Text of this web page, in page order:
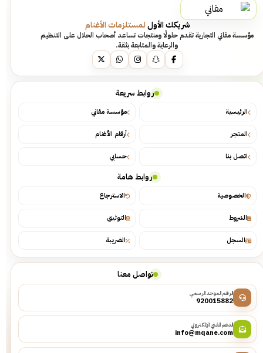
شريكك الأوللمستلزمات الأغنام
مؤسسة مقاني التجارية تقدم حلولًا ومنتجات تساعد أصحاب الحلال على التنظيم
والرعاية والمتابعة بثقة.
روابط سريعة
الرئيسية مؤسسة مقاني
المتجر أرقام الأغنام
اتصل بنا حسابي
روابط هامة
الخصوصية الاسترجاع
الشروط التوثيق
السجل الضريبة
تواصل معنا
الرقم الموحد الرسمي
920015882
الدعم الفني الإلكتروني
info@mqane.com